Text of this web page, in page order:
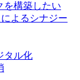
を構築したい
よるシナジー
タル化